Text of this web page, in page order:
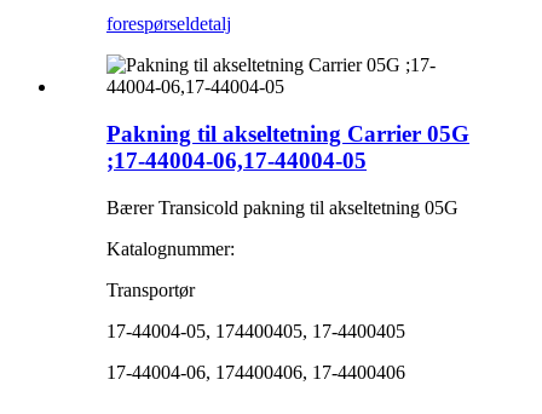
forespørseldetalj
Pakning til akseltetning Carrier 05G
;17-44004-06,17-44004-05
Bærer Transicold pakning til akseltetning 05G
Katalognummer:
Transportør
17-44004-05, 174400405, 17-4400405
17-44004-06, 174400406, 17-4400406